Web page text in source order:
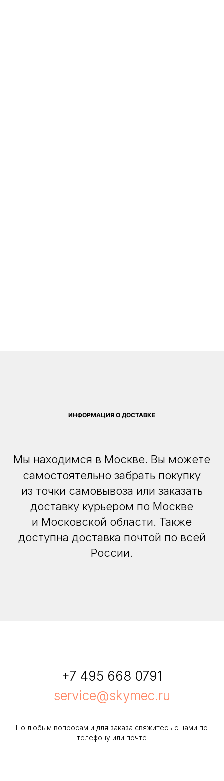
ИНФОРМАЦИЯ О ДОСТАВКЕ
Мы находимся в Москве. Вы можете
самостоятельно забрать покупку
из точки самовывоза или заказать
доставку курьером по Москве
и Московской области. Также
доступна доставка почтой по всей
России.
+7 495 668 0791
service@skymec.ru
По любым вопросам и для заказа свяжитесь с нами по
телефону или почте